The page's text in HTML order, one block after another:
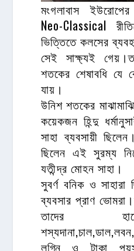
মংগলাবাস
Neo-Classical
ভিত্তিতে কলসের
সেই সাক্ষ্যই
শতকের শেষাবধি যে
যায়।
উনিশ শতকের
কয়েকজন হিন্দু
সাহা ব্যবসায়ী
ছিলেন এই সুরম্য
যতীন্দ্র মোহন সাহা।
সুবর্ণ বনিক ও
ব্যবসার প্রাণ
তাদের
লগ্নি ও টাকা